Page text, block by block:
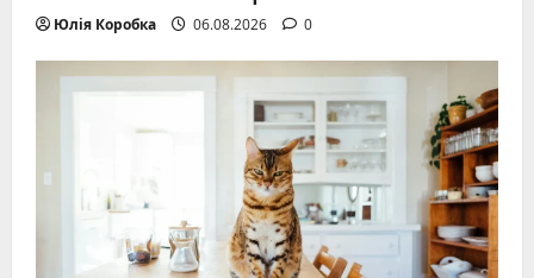
Юлія Коробка 06.08.2026 0